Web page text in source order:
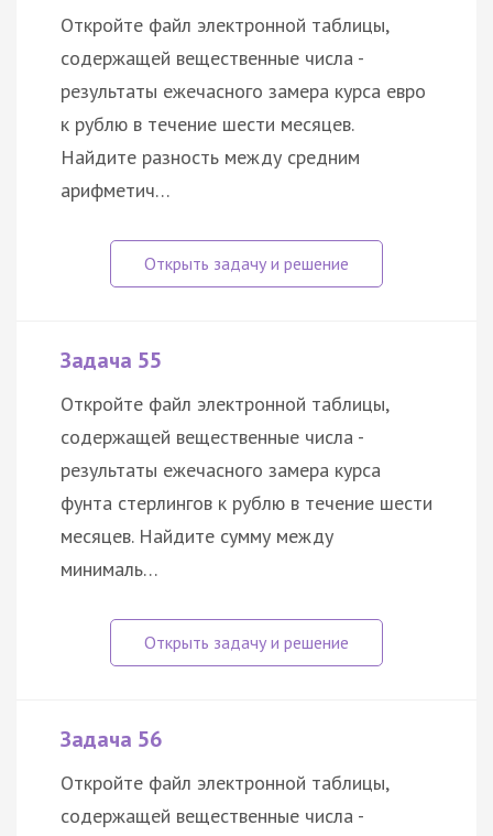
Откройте файл электронной таблицы,
содержащей вещественные числа -
результаты ежечасного замера курса евро
к рублю в течение шести месяцев.
Найдите разность между средним
арифметич…
Задача 55
Откройте файл электронной таблицы,
содержащей вещественные числа -
результаты ежечасного замера курса
фунта стерлингов к рублю в течение шести
месяцев. Найдите сумму между
минималь…
Задача 56
Откройте файл электронной таблицы,
содержащей вещественные числа -